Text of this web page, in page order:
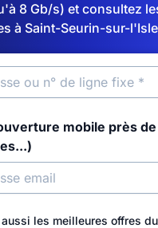
8 Gb/s) et consultez
à Saint-Seurin-sur-
mobile près
aussi les meilleures offres